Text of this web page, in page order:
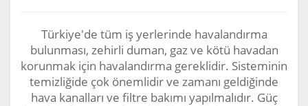
Türkiye'de tüm iş yerlerinde havalandırma
bulunması, zehirli duman, gaz ve kötü havadan
korunmak için havalandırma gereklidir. Sisteminin
temizliğide çok önemlidir ve zamanı geldiğinde
hava kanalları ve filtre bakımı yapılmalıdır. Güç